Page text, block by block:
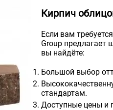
Кирпич
Если вам
Group предлагает
вы найдёте:
Большой выбор
стандартам.
Доступные цены и